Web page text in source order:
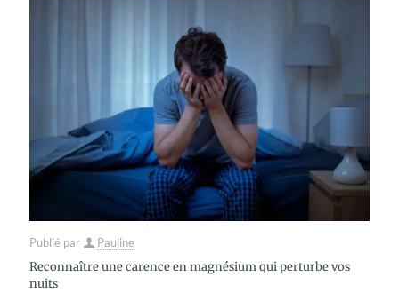
Publié par Pauline
Reconnaître une carence en magnésium qui perturbe vos
nuits